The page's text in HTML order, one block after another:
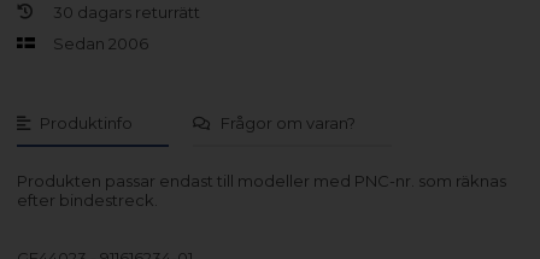
Produktinfo Frågor om varan?
Produkten passar endast till modeller med PNC-nr. som räknas
efter bindestreck.
30 dagars returrätt
Sedan 2006